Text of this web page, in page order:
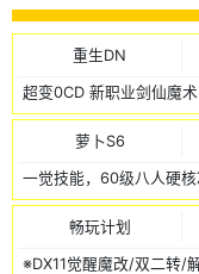
重生DN
超变0CD 新职业剑仙魔
萝卜S6
一觉技能，60级八人硬
畅玩计划
※DX11觉醒魔改/双二转/